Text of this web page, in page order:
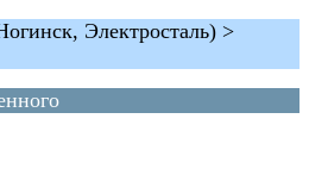
Электросталь) >